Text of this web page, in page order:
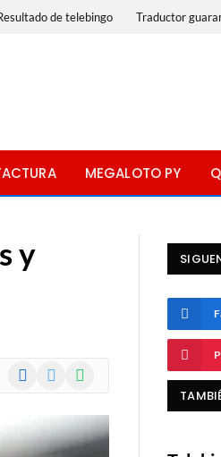
de telebingo Traductor
MEGALOTO PY
y
Facebook WhatsApp